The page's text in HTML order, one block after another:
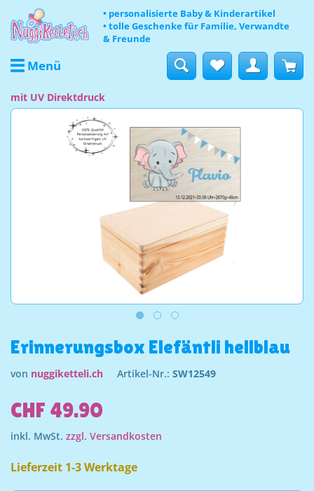
• personalisierte Baby & Kinderartikel
• tolle Geschenke für Familie, Verwandte
& Freunde
Menü
mit UV Direktdruck
Erinnerungsbox Elefäntli hellblau
von nuggiketteli.ch Artikel-Nr.: SW12549
CHF 49.90
inkl. MwSt. zzgl. Versandkosten
Lieferzeit 1-3 Werktage